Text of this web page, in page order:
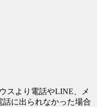
スより電話やLINE、メ
話に出られなかった場合